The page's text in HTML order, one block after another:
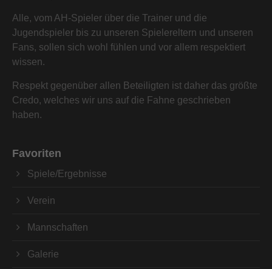
Alle, vom AH-Spieler über die Trainer und die
Jugendspieler bis zu unseren Spielereltern und unseren
Fans, sollen sich wohl fühlen und vor allem respektiert
wissen.
Respekt gegenüber allen Beteiligten ist daher das größte
Credo, welches wir uns auf die Fahne geschrieben
haben.
Favoriten
Spiele/Ergebnisse
Verein
Mannschaften
Galerie